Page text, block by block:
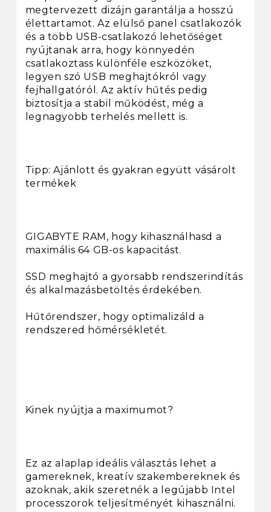
megtervezett dizájn garantálja a hosszú
élettartamot. Az elülső panel csatlakozók
és a több USB-csatlakozó lehetőséget
nyújtanak arra, hogy könnyedén
csatlakoztass különféle eszközöket,
legyen szó USB meghajtókról vagy
fejhallgatóról. Az aktív hűtés pedig
biztosítja a stabil működést, még a
legnagyobb terhelés mellett is.
Tipp: Ajánlott és gyakran együtt vásárolt
termékek
GIGABYTE RAM, hogy kihasználhasd a
maximális 64 GB-os kapacitást.
SSD meghajtó a gyorsabb rendszerindítás
és alkalmazásbetöltés érdekében.
Hűtőrendszer, hogy optimalizáld a
rendszered hőmérsékletét.
Kinek nyújtja a maximumot?
Ez az alaplap ideális választás lehet a
gamereknek, kreatív szakembereknek és
azoknak, akik szeretnék a legújabb Intel
processzorok teljesítményét kihasználni.